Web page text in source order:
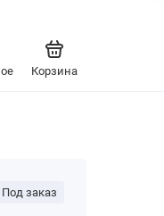
Корзина
Под заказ